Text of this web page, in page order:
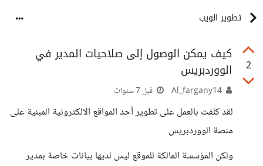
تطوير الويب
2
كيف يمكن الوصول إلى صلاحيات المدير في
الووردبريس
قبل 7 سنوات
لقد كلفت بالعمل على تطوير أحد المواقع الالكترونية المبنية على
منصة الووردبريس
ولكن المؤسسة المالكة للموقع ليس لديها بيانات خاصة بمدير